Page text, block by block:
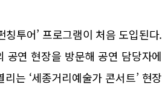
투어’ 프로그램이 처음 도입된다.
공연 현장을 방문해 공연 담당자에
는 ‘세종거리예술가 콘서트’ 현장